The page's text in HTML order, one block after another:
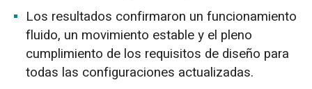
Los resultados confirmaron un funcionamiento
fluido, un movimiento estable y el pleno
cumplimiento de los requisitos de diseño para
todas las configuraciones actualizadas.